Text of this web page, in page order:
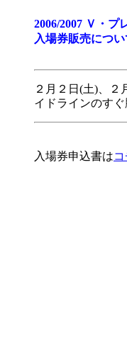
2006/2007 Ｖ・
入場券販売につい
２月２日(土)、
イドラインのす
入場券申込書は